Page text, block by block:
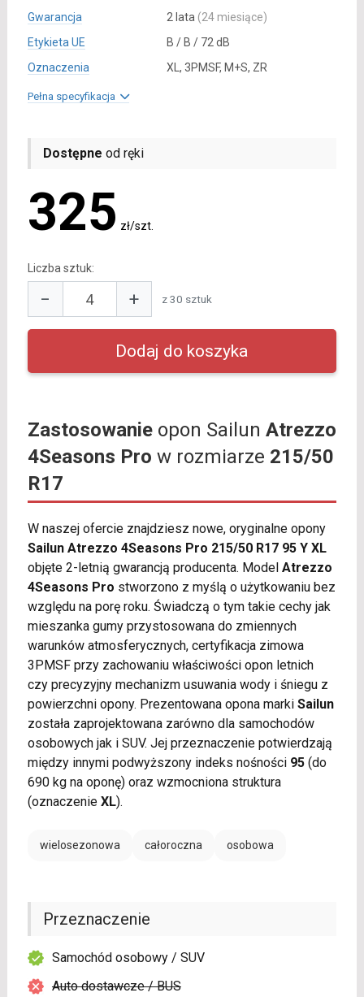
Gwarancja
2 lata (24 miesiące)
Etykieta UE
B / B / 72 dB
Oznaczenia
XL, 3PMSF, M+S, ZR
Pełna specyfikacja
Dostępne od ręki
325 zł/szt.
Liczba sztuk:
− + z 30 sztuk
Zastosowanieopon Sailun Atrezzo
4Seasons Pro w rozmiarze 215/50
R17
W naszej ofercie znajdziesz nowe, oryginalne opony
Sailun Atrezzo 4Seasons Pro 215/50 R17 95 Y XL
objęte 2-letnią gwarancją producenta. Model Atrezzo
4Seasons Pro stworzono z myślą o użytkowaniu bez
względu na porę roku. Świadczą o tym takie cechy jak
mieszanka gumy przystosowana do zmiennych
warunków atmosferycznych, certyfikacja zimowa
3PMSF przy zachowaniu właściwości opon letnich
czy precyzyjny mechanizm usuwania wody i śniegu z
powierzchni opony. Prezentowana opona marki Sailun
została zaprojektowana zarówno dla samochodów
osobowych jak i SUV. Jej przeznaczenie potwierdzają
między innymi podwyższony indeks nośności 95(do
690 kg na oponę) oraz wzmocniona struktura
(oznaczenie XL).
wielosezonowa całoroczna osobowa
Przeznaczenie
Samochód osobowy / SUV
Auto dostawcze / BUS